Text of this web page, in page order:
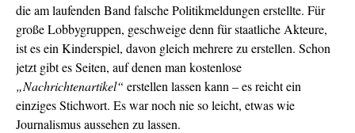
die am laufenden Band falsche Politikmeldungen erstellte. Für
große Lobbygruppen, geschweige denn für staatliche Akteure,
ist es ein Kinderspiel, davon gleich mehrere zu erstellen. Schon
jetzt gibt es Seiten, auf denen man kostenlose
„Nachrichtenartikel“ erstellen lassen kann – es reicht ein
einziges Stichwort. Es war noch nie so leicht, etwas wie
Journalismus aussehen zu lassen.